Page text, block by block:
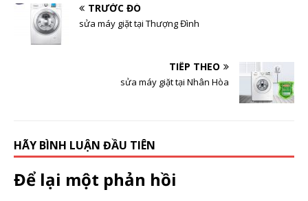
TRƯỚC ĐÓ
sửa máy giặt tại Thượng Đình
TIẾP THEO
sửa máy giặt tại Nhân Hòa
HÃY BÌNH LUẬN ĐẦU TIÊN
Để lại một phản hồi